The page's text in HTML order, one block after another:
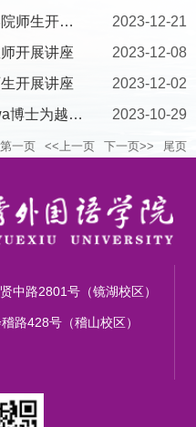
专家讲座｜夏国建教授为英语学院师生开展讲座
2023-12-21
开展讲座
2023-12-08
开展讲座
2023-12-02
专家讲座｜外籍专家Kizito Tekwa博士为越秀教师开设SSCI论文写作...
2023-10-29
第一页 <<上一页 下一页>> 尾页
中路2801号（镜湖校区）
428号（稽山校区）